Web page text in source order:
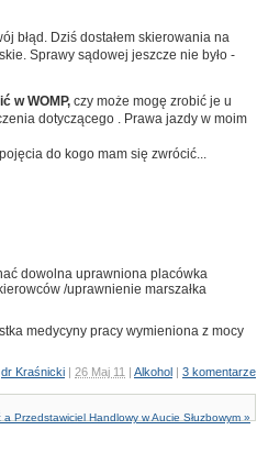
błąd. Dziś dostałem skierowania na
Sprawy sądowej jeszcze nie było -
w WOMP, czy może mogę zrobić je u
dotyczącego . Prawa jazdy w moim
do kogo mam się zwrócić...
dowolna uprawniona placówka
/uprawnienie marszałka
medycyny pracy wymieniona z mocy
dr Kraśnicki | 26 Maj 11 | Alkohol | 3 komentarze
Przedstawiciel Handlowy w Aucie Słuzbowym »